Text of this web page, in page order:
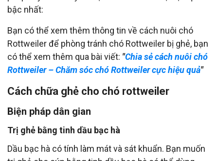
bậc nhất:
Bạn có thể xem thêm thông tin về cách nuôi chó
Rottweiler để phòng tránh chó Rottweiler bị ghẻ, bạn
có thể xem thêm qua bài viết: "Chia sẻ cách nuôi chó
Rottweiler – Chăm sóc chó Rottweiler cực hiệu quả"
Cách chữa ghẻ cho chó rottweiler
Biện pháp dân gian
Trị ghẻ bằng tinh dầu bạc hà
Dầu bạc hà có tính làm mát và sát khuẩn. Bạn muốn